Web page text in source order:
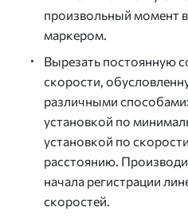
произвольный момент
маркером.
Вырезать постоянную
скорости,
различными
установкой по
установкой по
расстоянию.
начала регистрации
скоростей.